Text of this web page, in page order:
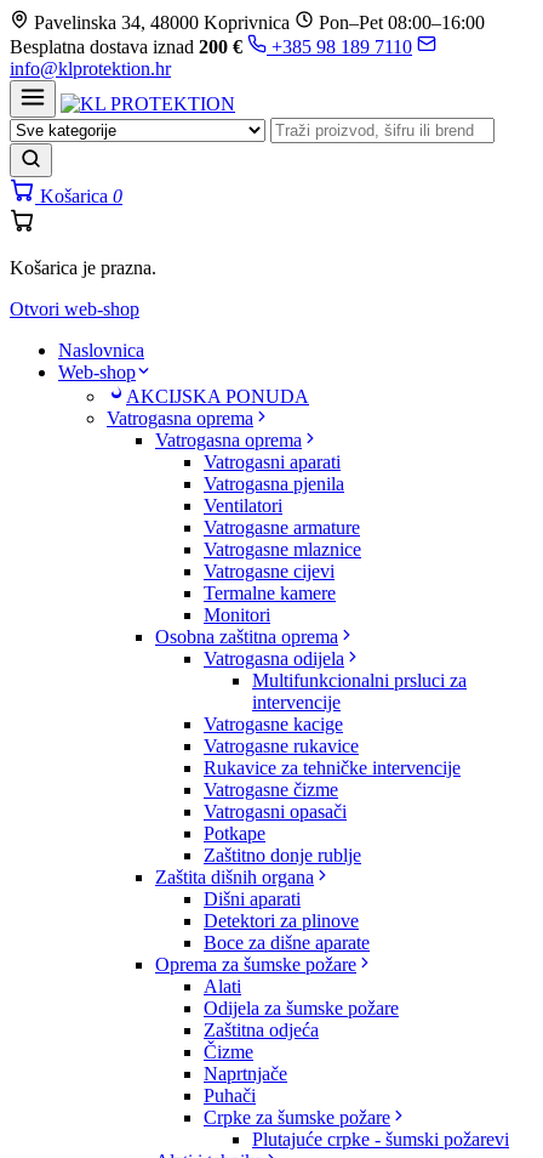
Prijeđi
na
sadržaj
Pavelinska 34, 48000 Koprivnica
Pon–Pet 08:00–16:00
Besplatna dostava iznad 200 €
+385 98 189 7110
info@klprotektion.hr
Košarica 0
Košarica je prazna.
Otvori web-shop
Naslovnica
Web-shop
AKCIJSKA PONUDA
Vatrogasna oprema
Vatrogasna oprema
Vatrogasni aparati
Vatrogasna pjenila
Ventilatori
Vatrogasne armature
Vatrogasne mlaznice
Vatrogasne cijevi
Termalne kamere
Monitori
Osobna zaštitna oprema
Vatrogasna odijela
Multifunkcionalni prsluci za
intervencije
Vatrogasne kacige
Vatrogasne rukavice
Rukavice za tehničke intervencije
Vatrogasne čizme
Vatrogasni opasači
Potkape
Zaštitno donje rublje
Zaštita dišnih organa
Dišni aparati
Detektori za plinove
Boce za dišne aparate
Oprema za šumske požare
Alati
Odijela za šumske požare
Zaštitna odjeća
Čizme
Naprtnjače
Puhači
Crpke za šumske požare
Plutajuće crpke - šumski požarevi